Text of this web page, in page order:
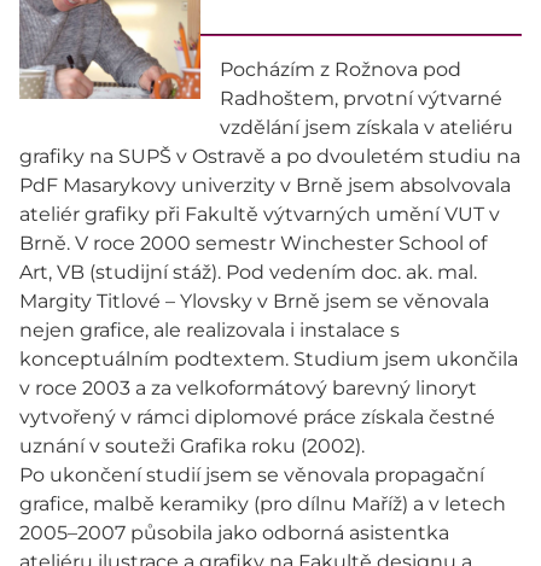
Pocházím z Rožnova pod
Radhoštem, prvotní výtvarné
vzdělání jsem získala v ateliéru
grafiky na SUPŠ v Ostravě a po dvouletém studiu na
PdF Masarykovy univerzity v Brně jsem absolvovala
ateliér grafiky při Fakultě výtvarných umění VUT v
Brně. V roce 2000 semestr Winchester School of
Art, VB (studijní stáž). Pod vedením doc. ak. mal.
Margity Titlové – Ylovsky v Brně jsem se věnovala
nejen grafice, ale realizovala i instalace s
konceptuálním podtextem. Studium jsem ukončila
v roce 2003 a za velkoformátový barevný linoryt
vytvořený v rámci diplomové práce získala čestné
uznání v souteži Grafika roku (2002).
Po ukončení studií jsem se věnovala propagační
grafice, malbě keramiky (pro dílnu Maříž) a v letech
2005–2007 působila jako odborná asistentka